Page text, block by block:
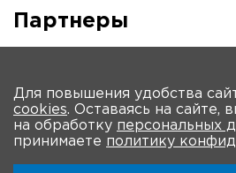
Партнеры
Для повышения удобства
cookies. Оставаясь на сайте,
на обработку персональных
принимаете политику
О Форуме Участники